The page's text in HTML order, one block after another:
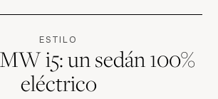
ESTILO
i5: un sedán 100%
eléctrico